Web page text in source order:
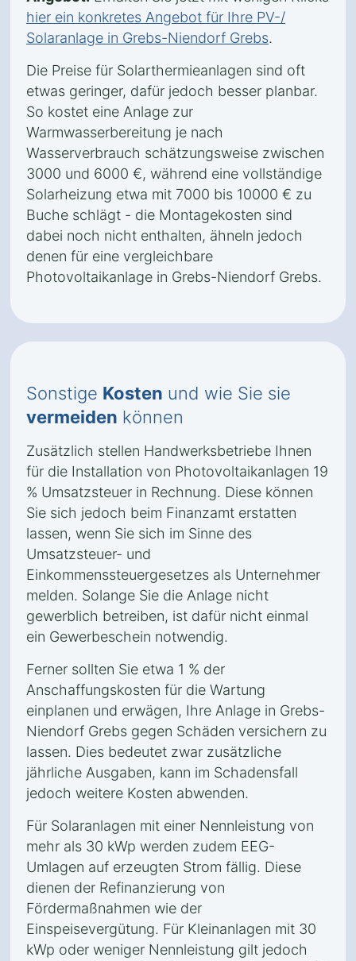
hier ein konkretes Angebot für Ihre PV-/
Solaranlage in Grebs-Niendorf Grebs.
Die Preise für Solarthermieanlagen sind oft
etwas geringer, dafür jedoch besser planbar.
So kostet eine Anlage zur
Warmwasserbereitung je nach
Wasserverbrauch schätzungsweise zwischen
3000 und 6000 €, während eine vollständige
Solarheizung etwa mit 7000 bis 10000 € zu
Buche schlägt - die Montagekosten sind
dabei noch nicht enthalten, ähneln jedoch
denen für eine vergleichbare
Photovoltaikanlage in Grebs-Niendorf Grebs.
Sonstige Kosten und wie Sie sie
vermeiden können
Zusätzlich stellen Handwerksbetriebe Ihnen
für die Installation von Photovoltaikanlagen 19
% Umsatzsteuer in Rechnung. Diese können
Sie sich jedoch beim Finanzamt erstatten
lassen, wenn Sie sich im Sinne des
Umsatzsteuer- und
Einkommenssteuergesetzes als Unternehmer
melden. Solange Sie die Anlage nicht
gewerblich betreiben, ist dafür nicht einmal
ein Gewerbeschein notwendig.
Ferner sollten Sie etwa 1 % der
Anschaffungskosten für die Wartung
einplanen und erwägen, Ihre Anlage in Grebs-
Niendorf Grebs gegen Schäden versichern zu
lassen. Dies bedeutet zwar zusätzliche
jährliche Ausgaben, kann im Schadensfall
jedoch weitere Kosten abwenden.
Für Solaranlagen mit einer Nennleistung von
mehr als 30 kWp werden zudem EEG-
Umlagen auf erzeugten Strom fällig. Diese
dienen der Refinanzierung von
Fördermaßnahmen wie der
Einspeisevergütung. Für Kleinanlagen mit 30
kWp oder weniger Nennleistung gilt jedoch